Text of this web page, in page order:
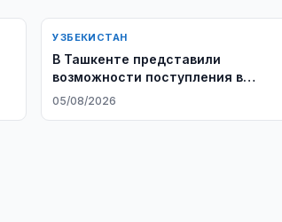
УЗБЕКИСТАН
В Ташкенте представили
возможности поступления в
филиал МГТУ имени Баумана
05/08/2026